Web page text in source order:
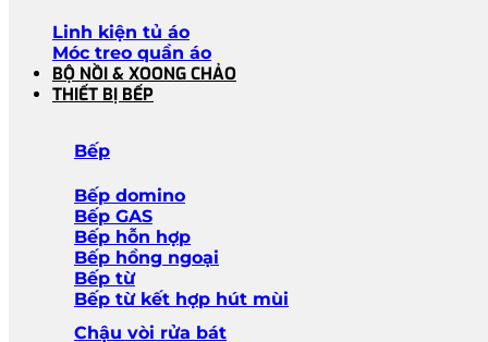
Linh kiện tủ áo
Móc treo quần áo
BỘ NỒI & XOONG CHẢO
THIẾT BỊ BẾP
Bếp
Bếp domino
Bếp GAS
Bếp hỗn hợp
Bếp hồng ngoại
Bếp từ
Bếp từ kết hợp hút mùi
Chậu vòi rửa bát